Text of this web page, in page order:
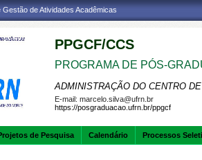
de Atividades Acadêmicas
PPGCF/CCS
PROGRAMA DE PÓS-
ADMINISTRAÇÃO DO CENTRO
E-mail: marcelo.silva@ufrn.br
https://posgraduacao.ufrn.br/ppgcf
de Pesquisa Calendário Processos